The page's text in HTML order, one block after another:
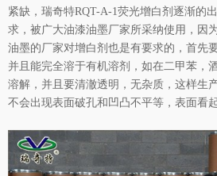
紧缺，瑞奇特RQT-A-1荧光增白剂逐渐的
求，被广大油漆油墨厂家所采纳使用，因
油墨的厂家对增白剂也是有要求的，首先
并且能完全溶于有机溶剂，如在二甲苯，
溶解，并且要清澈透明，无杂质，这样生
不会出现表面破孔和凹凸不平等，表面看